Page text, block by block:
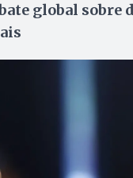
global sobre